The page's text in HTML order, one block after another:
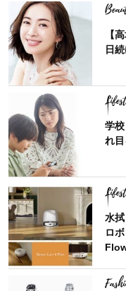
【
日
学
れ
水
ロ
Flow